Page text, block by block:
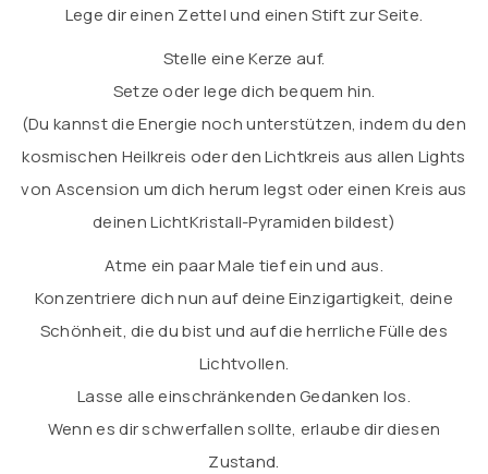
Lege dir einen Zettel und einen Stift zur Seite.
Stelle eine Kerze auf.
Setze oder lege dich bequem hin.
(Du kannst die Energie noch unterstützen, indem du den
kosmischen Heilkreis oder den Lichtkreis aus allen Lights
von Ascension um dich herum legst oder einen Kreis aus
deinen LichtKristall-Pyramiden bildest)
Atme ein paar Male tief ein und aus.
Konzentriere dich nun auf deine Einzigartigkeit, deine
Schönheit, die du bist und auf die herrliche Fülle des
Lichtvollen.
Lasse alle einschränkenden Gedanken los.
Wenn es dir schwerfallen sollte, erlaube dir diesen
Zustand.